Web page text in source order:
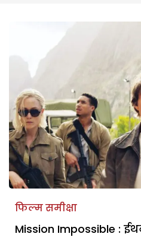
फिल्म समीक्षा
Mission Impossible :